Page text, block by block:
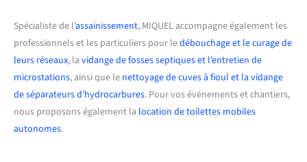
Spécialiste de l’assainissement, MIQUEL accompagne également les
professionnels et les particuliers pour ledébouchage et le curage de
leurs réseaux, la vidange de fosses septiques et l’entretien de
microstations, ainsi que le nettoyage de cuves à fioul et la vidange
de séparateurs d’hydrocarbures. Pour vos événements et chantiers,
nous proposons également la location de toilettes mobiles
autonomes.